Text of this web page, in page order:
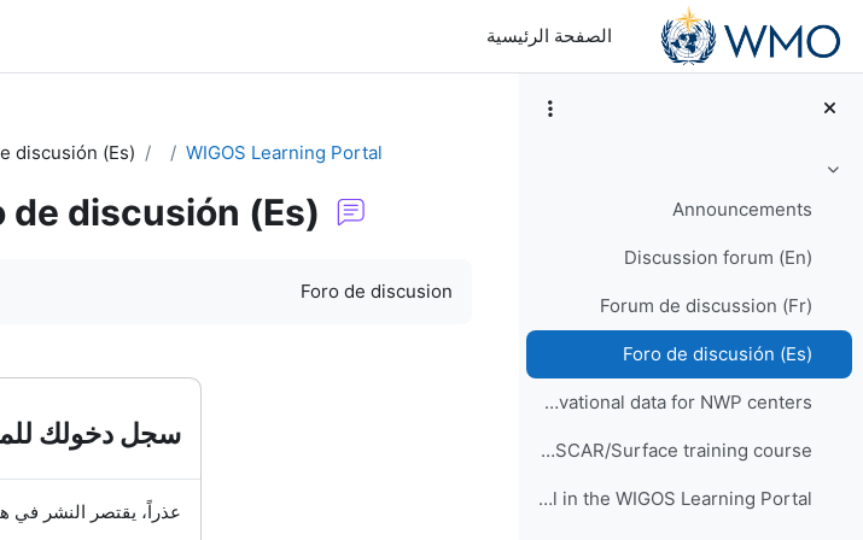
تخطى إلى المحتوى الرئيسي
الصفحة الرئيسية
طي
Announcements
Discussion forum (En)
Forum de discussion (Fr)
Foro de discusión (Es)
WIS2 implementation and observational data for NWP centers
Would you like to participate in an online OSCAR/Surface training course?
How to enrol in the WIGOS Learning Portal
WIGOS Learning Portal
discusión (Es)
de discusión (Es)
Foro de discusion
سجل دخولك
عذراً، يقتصر النشر في